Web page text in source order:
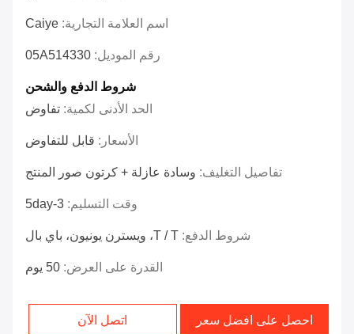
اسم العلامة التجارية: Caiye
رقم الموديل: 05A514330
شروط الدفع والشحن
الحد الأدنى لكمية: تفاوض
الأسعار: قابل للتفاوض
تفاصيل التغليف: وسادة عازلة + كرتون صور المنتج
وقت التسليم: 3-5day
شروط الدفع: T / T، ويسترن يونيون، باي بال
القدرة على العرض: 50 يوم
احصل على افضل سعر اتصل الآن